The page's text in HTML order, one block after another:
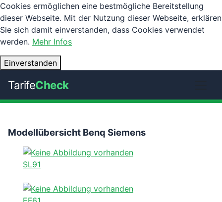
Cookies ermöglichen eine bestmögliche Bereitstellung
dieser Webseite. Mit der Nutzung dieser Webseite, erklären
Sie sich damit einverstanden, dass Cookies verwendet
werden. Mehr Infos
Einverstanden
TarifeCheck
Modellübersicht Benq Siemens
SL91